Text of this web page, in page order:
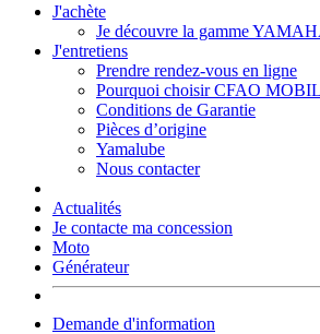
J'achète
Je découvre la gamme
J'entretiens
Prendre rendez-vous en ligne
Pourquoi choisir CFAO
Conditions de Garantie
Pièces d’origine
Yamalube
Nous contacter
Actualités
Je contacte ma concession
Moto
Générateur
Demande d'information